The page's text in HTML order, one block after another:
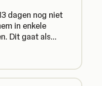
dagen nog niet
in enkele
Dit gaat als